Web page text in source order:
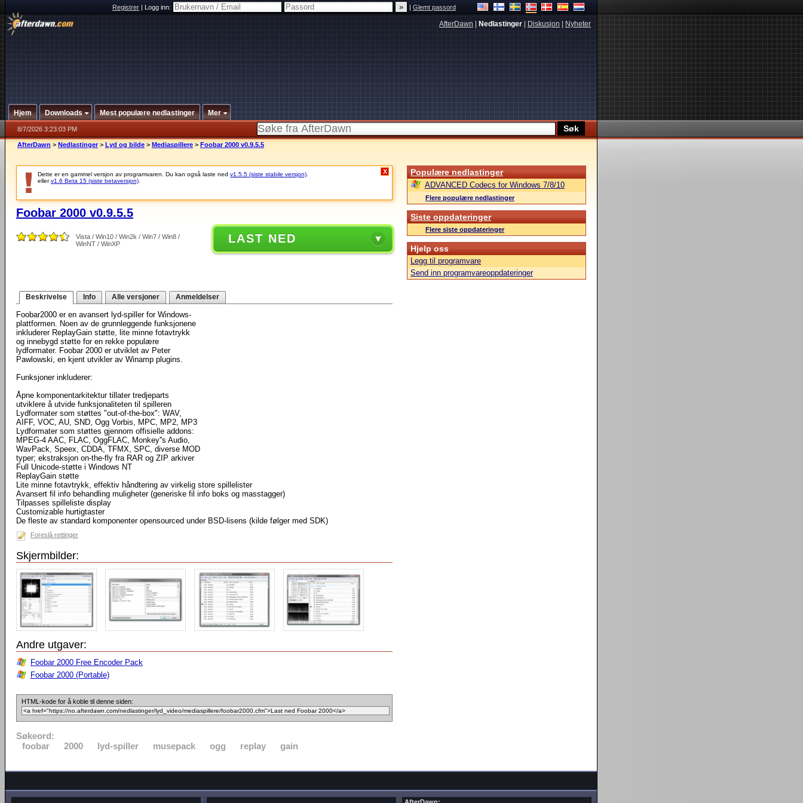
Registrer|Logg inn: |Glemt passord
AfterDawn Nedlastinger Diskusjon Nyheter
Hjem Downloads Mest populære nedlastinger Mer
8/7/2026 3:23:03 PM
AfterDawn > Nedlastinger > Lyd og bilde > Mediaspillere > Foobar 2000 v0.9.5.5
Dette er en gammel versjon av programvaren. Du kan også laste ned v1.5.5 (siste stabile versjon)
ellerv1.6 Beta 15 (siste betaversjon)
X
Foobar 2000 v0.9.5.5
Vista / Win10 / Win2k / Win7 / Win8 /
WinNT / WinXP
LAST NED
Beskrivelse Info Alle versjoner Anmeldelser
Foobar2000 er en avansert lyd-spiller for Windows-
plattformen. Noen av de grunnleggende funksjonene
inkluderer ReplayGain støtte, lite minne fotavtrykk
og innebygd støtte for en rekke populære
lydformater. Foobar 2000 er utviklet av Peter
Pawlowski, en kjent utvikler av Winamp plugins.
Funksjoner inkluderer:
Åpne komponentarkitektur tillater tredjeparts
utviklere å utvide funksjonaliteten til spilleren
Lydformater som støttes "out-of-the-box": WAV,
AIFF, VOC, AU, SND, Ogg Vorbis, MPC, MP2, MP3
Lydformater som støttes gjennom offisielle addons:
MPEG-4 AAC, FLAC, OggFLAC, Monkey''s Audio,
WavPack, Speex, CDDA, TFMX, SPC, diverse MOD
typer; ekstraksjon on-the-fly fra RAR og ZIP arkiver
Full Unicode-støtte i Windows NT
ReplayGain støtte
Lite minne fotavtrykk, effektiv håndtering av virkelig store spillelister
Avansert fil info behandling muligheter (generiske fil info boks og masstagger)
Tilpasses spilleliste display
Customizable hurtigtaster
De fleste av standard komponenter opensourced under BSD-lisens (kilde følger med SDK)
Foreslå rettinger
Skjermbilder:
Andre utgaver:
Foobar 2000 Free Encoder Pack
Foobar 2000 (Portable)
HTML-kode for å koble til denne siden:
Søkeord:
foobar
2000 lyd-spiller musepack ogg replay gain
Populære nedlastinger
ADVANCED Codecs for Windows 7/8/10
Flere populære nedlastinger
Siste oppdateringer
Flere siste oppdateringer
Hjelp oss
Legg til programvare
Send inn programvareoppdateringer